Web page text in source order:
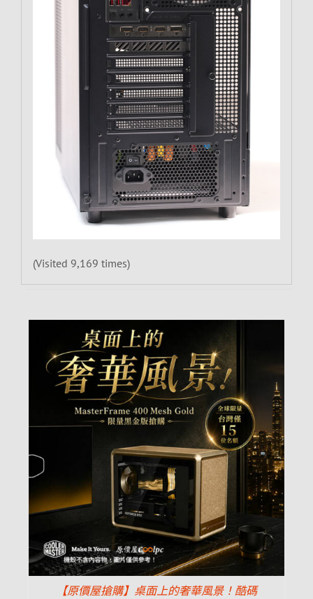
(Visited 9,169 times)
【原價屋搶購】桌面上的奢華風景！酷碼